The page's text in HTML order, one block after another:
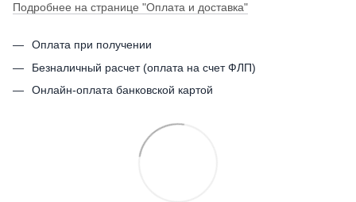
Подробнее на странице "Оплата и доставка"
Оплата при получении
Безналичный расчет (оплата на счет ФЛП)
Онлайн-оплата банковской картой